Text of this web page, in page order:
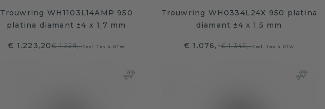
Trouwring WH1103L14AMP 950
platina diamant ±4 x 1,7 mm
€ 1.223,20€ 1.529,-Excl. Tax & BTW
Trouwring WH0334L24X 950 platina
diamant ±4 x 1,5 mm
€ 1.076,-€ 1.345,-Excl. Tax & BTW